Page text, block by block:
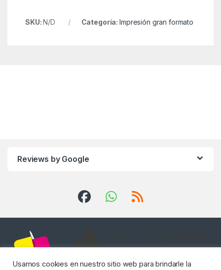
SKU:N/D Categoría:Impresión gran formato
Reviews by Google
Usamos cookies en nuestro sitio web para brindarle la